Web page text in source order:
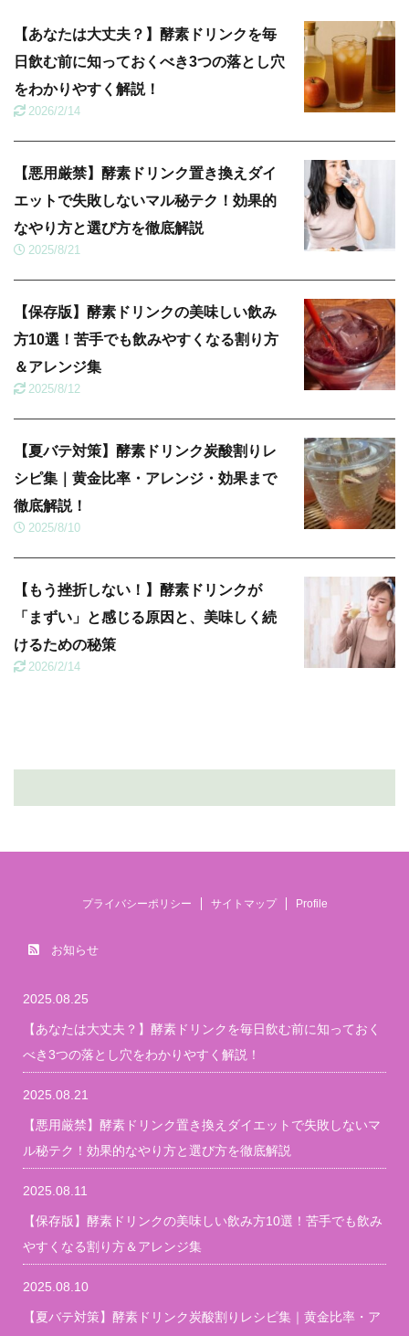
【あなたは大丈夫？】酵素ドリンクを毎
日飲む前に知っておくべき3つの落とし穴
をわかりやすく解説！
2026/2/14
【悪用厳禁】酵素ドリンク置き換えダイ
エットで失敗しないマル秘テク！効果的
なやり方と選び方を徹底解説
2025/8/21
【保存版】酵素ドリンクの美味しい飲み
方10選！苦手でも飲みやすくなる割り方
＆アレンジ集
2025/8/12
【夏バテ対策】酵素ドリンク炭酸割りレ
シピ集｜黄金比率・アレンジ・効果まで
徹底解説！
2025/8/10
【もう挫折しない！】酵素ドリンクが
「まずい」と感じる原因と、美味しく続
けるための秘策
2026/2/14
プライバシーポリシー サイトマップ Profile
お知らせ
2025.08.25
【あなたは大丈夫？】酵素ドリンクを毎日飲む前に知っておく
べき3つの落とし穴をわかりやすく解説！
2025.08.21
【悪用厳禁】酵素ドリンク置き換えダイエットで失敗しないマ
ル秘テク！効果的なやり方と選び方を徹底解説
2025.08.11
【保存版】酵素ドリンクの美味しい飲み方10選！苦手でも飲み
やすくなる割り方＆アレンジ集
2025.08.10
【夏バテ対策】酵素ドリンク炭酸割りレシピ集｜黄金比率・ア